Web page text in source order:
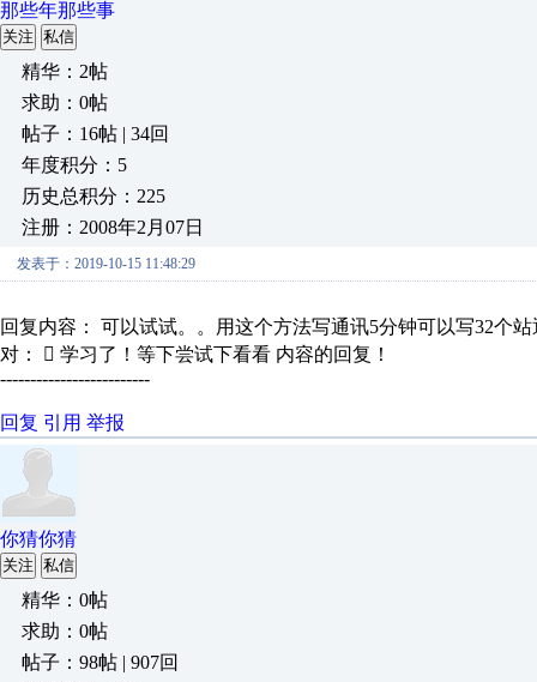
那些年那些事
关注 私信
精华：2帖
求助：0帖
帖子：16帖 | 34回
年度积分：5
历史总积分：225
注册：2008年2月07日
发表于：2019-10-15 11:48:29
回复内容： 可以试试。。用这个方法写通讯5分钟可以写32个
对：  学习了！等下尝试下看看 内容的回复！
-------------------------
回复 引用 举报
你猜你猜
关注 私信
精华：0帖
求助：0帖
帖子：98帖 | 907回